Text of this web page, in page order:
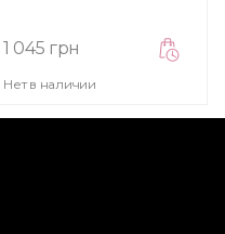
объем 0,22 л (02471-
727209-14765)
1 045 грн
Нет в наличии